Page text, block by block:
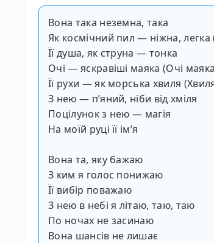
Вона така неземна, така
Як космічний пил — ніжна, легка
Її душа, як струна — тонка
Очі — яскравіші маяка (Очі
Її рухи — як морська хвиля
З нею — пʼяний, ніби від хміля
Поцілунок з нею — магія
На моїй руці її імʼя
Вона та, яку бажаю
З ким я голос понижаю
Її вибір поважаю
З нею в небі я літаю, таю, таю
По ночах не засинаю
Вона шансів не лишає